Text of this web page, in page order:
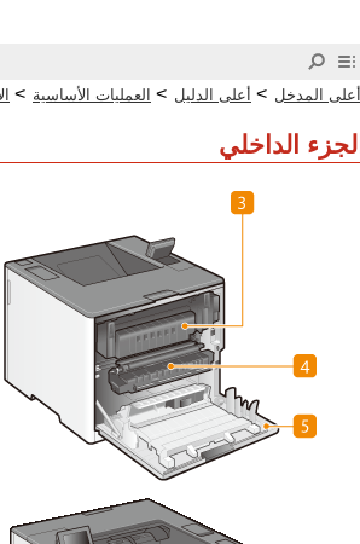
أعلى المدخل > أعلى الدليل > العمليات الأساسية >
الجزء الداخلي